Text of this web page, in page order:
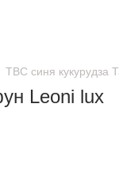
ТВС синя кукурудза
Leoni lux